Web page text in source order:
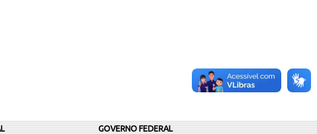
GOVERNO FEDERAL